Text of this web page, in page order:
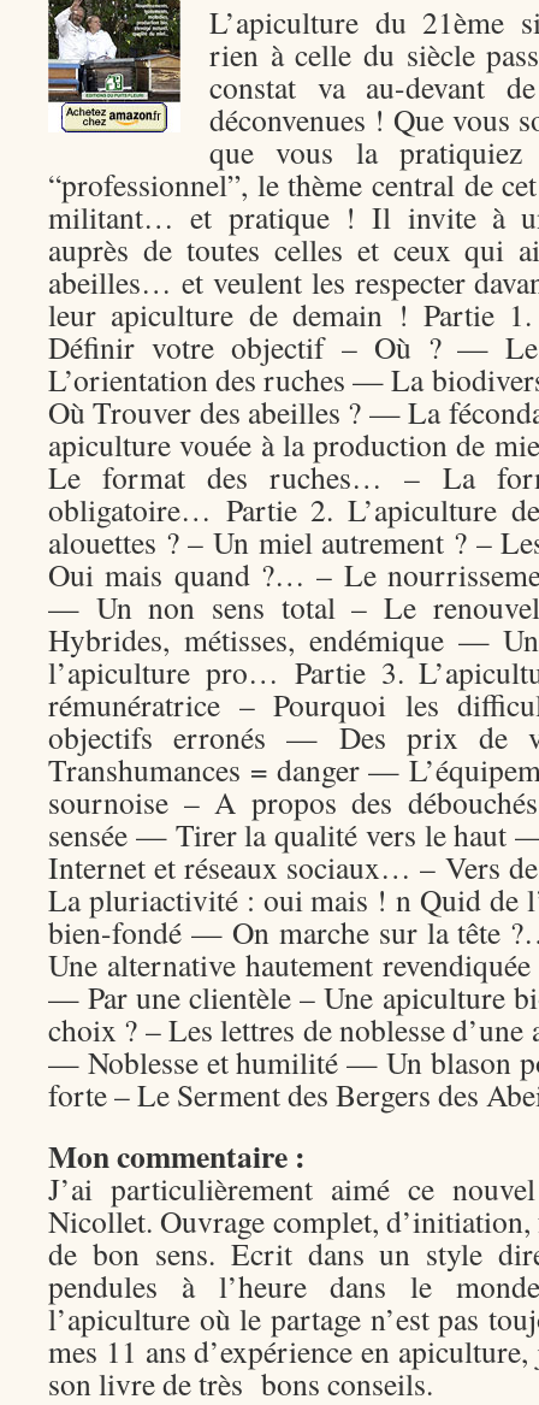
L’apiculture du 21ème
rien à celle du siècle
constat va au-devant
déconvenues ! Que vous
que vous la
“professionnel”, le thème central de
militant… et pratique ! Il invite à
auprès de toutes celles et ceux qui
abeilles… et veulent les respecter
leur apiculture de demain ! Partie
Définir votre objectif – Où ? —
L’orientation des ruches — La
Où Trouver des abeilles ? — La
apiculture vouée à la production de
Le format des ruches… – La
obligatoire… Partie 2. L’apiculture
alouettes ? – Un miel autrement ? –
Oui mais quand ?… – Le
— Un non sens total – Le
Hybrides, métisses, endémique —
l’apiculture pro… Partie 3.
rémunératrice – Pourquoi les
objectifs erronés — Des prix de
Transhumances = danger —
sournoise – A propos des
sensée — Tirer la qualité vers le haut
Internet et réseaux sociaux… – Vers
La pluriactivité : oui mais ! n Quid de
bien-fondé — On marche sur la tête
Une alternative hautement
— Par une clientèle – Une apiculture
choix ? – Les lettres de noblesse d’une
— Noblesse et humilité — Un blason
forte – Le Serment des Bergers des
Mon commentaire :
J’ai particulièrement aimé ce
Nicollet. Ouvrage complet,
de bon sens. Ecrit dans un style
pendules à l’heure dans le
l’apiculture où le partage n’est pas
mes 11 ans d’expérience en
son livre de très bons conseils.